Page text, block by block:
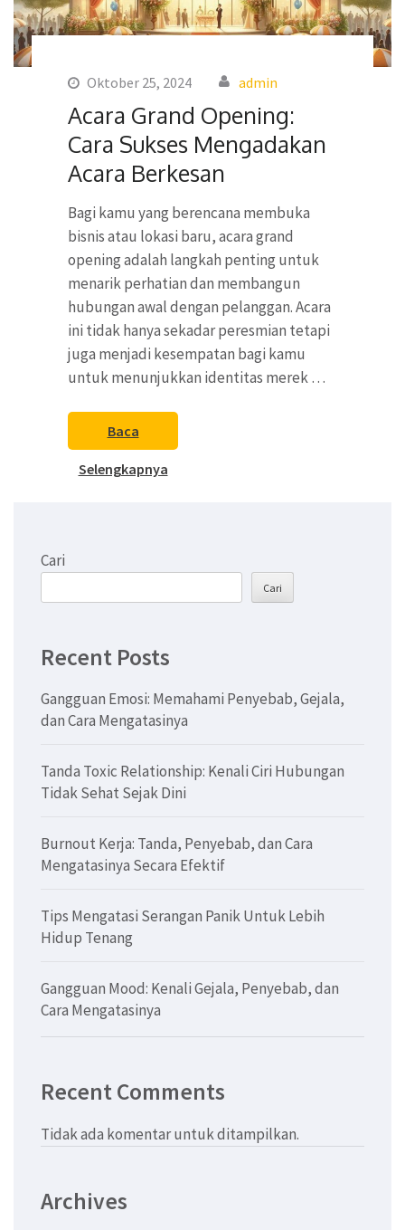
Oktober 25, 2024 admin
Acara Grand Opening:
Cara Sukses Mengadakan
Acara Berkesan
Bagi kamu yang berencana membuka
bisnis atau lokasi baru, acara grand
opening adalah langkah penting untuk
menarik perhatian dan membangun
hubungan awal dengan pelanggan. Acara
ini tidak hanya sekadar peresmian tetapi
juga menjadi kesempatan bagi kamu
untuk menunjukkan identitas merek …
Baca
Selengkapnya
Cari
Cari
Recent Posts
Gangguan Emosi: Memahami Penyebab, Gejala,
dan Cara Mengatasinya
Tanda Toxic Relationship: Kenali Ciri Hubungan
Tidak Sehat Sejak Dini
Burnout Kerja: Tanda, Penyebab, dan Cara
Mengatasinya Secara Efektif
Tips Mengatasi Serangan Panik Untuk Lebih
Hidup Tenang
Gangguan Mood: Kenali Gejala, Penyebab, dan
Cara Mengatasinya
Recent Comments
Tidak ada komentar untuk ditampilkan.
Archives